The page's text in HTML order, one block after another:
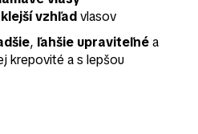
vzhľadvlasov
, ľahšie upraviteľnéa
krepovité a s lepšou